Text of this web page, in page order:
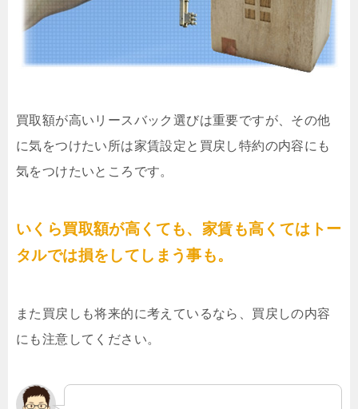
買取額が高いリースバック選びは重要ですが、その他
に気をつけたい所は家賃設定と買戻し特約の内容にも
気をつけたいところです。
いくら買取額が高くても、家賃も高くてはトー
タルでは損をしてしまう事も。
また買戻しも将来的に考えているなら、買戻しの内容
にも注意してください。